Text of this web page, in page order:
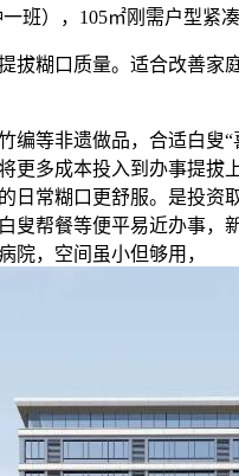
班），105㎡刚需户型紧
口质量。适合改善家庭
非遗做品，合适白叟“
更多成本投入到办事提拔
日常糊口更舒服。是投资
叟帮餐等便平易近办事，
院，空间虽小但够用，